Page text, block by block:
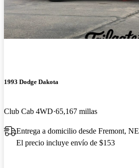
1993 Dodge Dakota
Club Cab 4WD 65,167 millas
Entrega a domicilio desde Fremont, NE
El precio incluye envío de $153